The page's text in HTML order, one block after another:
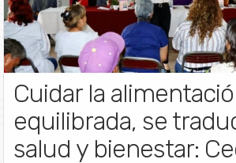
Cuidar la
equilibrada, se
salud y bienestar: